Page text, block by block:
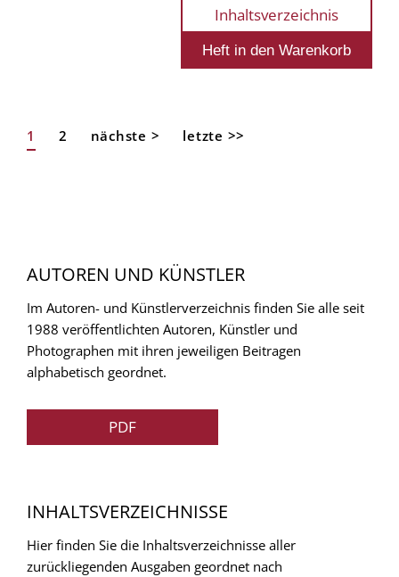
Inhaltsverzeichnis
Seitennummerierung
Aktuelle
1 Page
2
Nächste
nächste >
Letzte
letzte >>
AUTOREN UND KÜNSTLER
Im Autoren- und Künstlerverzeichnis finden Sie alle seit
1988 veröffentlichten Autoren, Künstler und
Photographen mit ihren jeweiligen Beitragen
alphabetisch geordnet.
PDF
INHALTSVERZEICHNISSE
Hier finden Sie die Inhaltsverzeichnisse aller
zurückliegenden Ausgaben geordnet nach